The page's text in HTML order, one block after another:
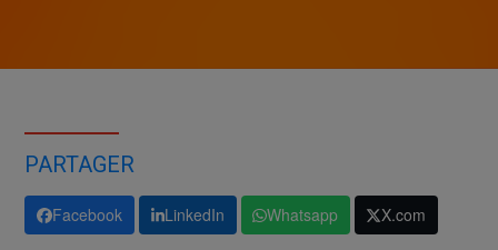
PARTAGER
Facebook LinkedIn Whatsapp X.com